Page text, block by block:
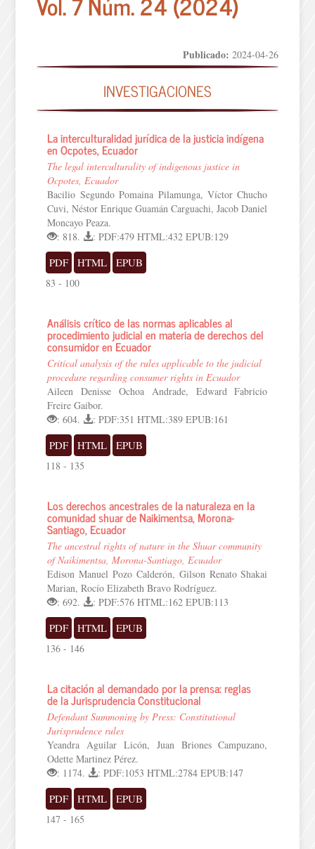
Publicado: 2024-04-26
INVESTIGACIONES
La interculturalidad jurídica de la justicia indígena
en Ocpotes, Ecuador
The legal interculturality of indigenous justice in
Ocpotes, Ecuador
Bacilio Segundo Pomaina Pilamunga, Víctor Chucho
Cuvi, Néstor Enrique Guamán Carguachi, Jacob Daniel
Moncayo Peaza.
: 818.
: PDF:479 HTML:432 EPUB:129
PDF HTML EPUB
83 - 100
Análisis crítico de las normas aplicables al
procedimiento judicial en materia de derechos del
consumidor en Ecuador
Critical analysis of the rules applicable to the judicial
procedure regarding consumer rights in Ecuador
Aileen Denisse Ochoa Andrade, Edward Fabricio
Freire Gaibor.
: 604.
: PDF:351 HTML:389 EPUB:161
PDF HTML EPUB
118 - 135
Los derechos ancestrales de la naturaleza en la
comunidad shuar de Naikimentsa, Morona-
Santiago, Ecuador
The ancestral rights of nature in the Shuar community
of Naikimentsa, Morona-Santiago, Ecuador
Edison Manuel Pozo Calderón, Gilson Renato Shakai
Marian, Rocío Elizabeth Bravo Rodríguez.
: 692.
: PDF:576 HTML:162 EPUB:113
PDF HTML EPUB
136 - 146
La citación al demandado por la prensa: reglas
de la Jurisprudencia Constitucional
Defendant Summoning by Press: Constitutional
Jurisprudence rules
Yeandra Aguilar Licón, Juan Briones Campuzano,
Odette Martinez Pérez.
: 1174.
: PDF:1053 HTML:2784 EPUB:147
PDF HTML EPUB
147 - 165